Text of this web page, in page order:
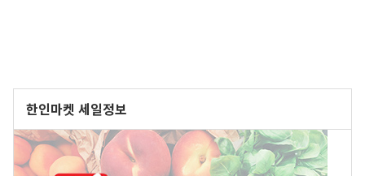
한인마켓 세일정보